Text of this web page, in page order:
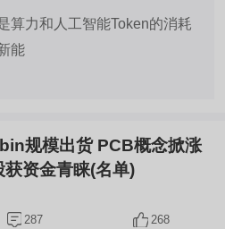
算力和人工智能Token的消耗
能
资金青睐(名单)
287 268